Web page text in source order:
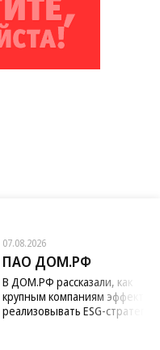
07.08.2026
ПАО ДОМ.РФ
В ДОМ.РФ рассказали, как
крупным компаниям
реализовывать ESG-стратегию